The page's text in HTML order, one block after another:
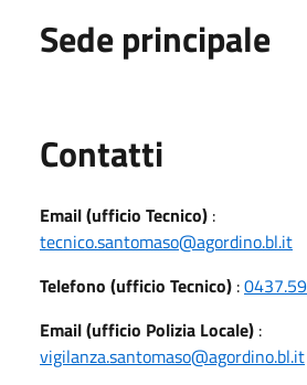
Sede principale
Contatti
Email (ufficio Tecnico) :
tecnico.santomaso@agordino.bl.it
Telefono (ufficio Tecnico) :
Email (ufficio Polizia Locale) :
vigilanza.santomaso@agordino.bl.it